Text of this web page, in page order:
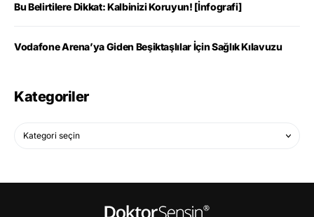
Bu Belirtilere Dikkat: Kalbinizi Koruyun! [İnfografi]
Vodafone Arena’ya Giden Beşiktaşlılar İçin Sağlık Kılavuzu
Kategoriler